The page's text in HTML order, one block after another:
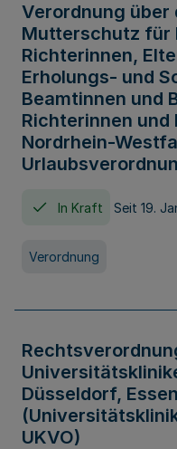
Verordnung über
Mutterschutz für
Richterinnen,
Erholungs- und
Beamtinnen und
Richterinnen und
Nordrhein-
In Kraft Seit 19.
Verordnung
Düsseldorf,
UKVO)